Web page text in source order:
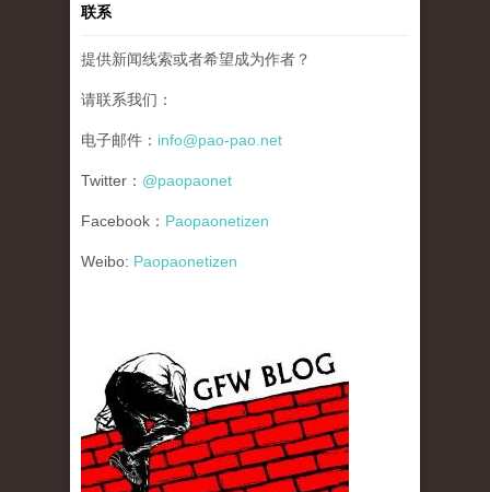
联系
提供新闻线索或者希望成为作者？
请联系我们：
电子邮件： info@pao-pao.net
Twitter： @paopaonet
Facebook： Paopaonetizen
Weibo: Paopaonetizen
gfw_blog_small.jpg